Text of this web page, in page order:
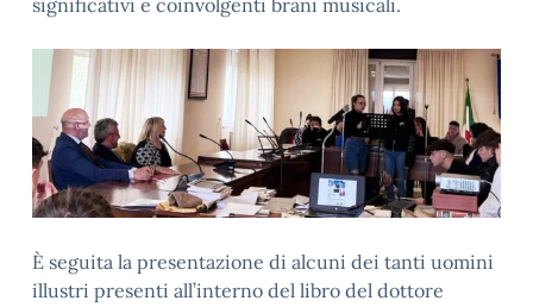
significativi e coinvolgenti brani musicali.
È seguita la presentazione di alcuni dei tanti uomini
illustri presenti all’interno del libro del dottore